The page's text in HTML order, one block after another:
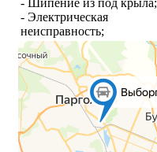
- Электрическая
неисправность;